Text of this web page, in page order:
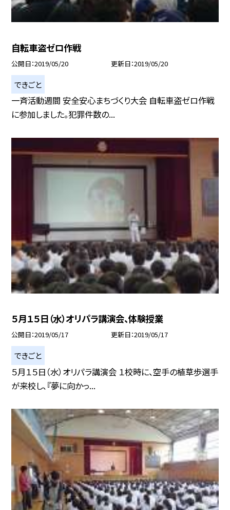
自転車盗ゼロ作戦
公開日 2019/05/20 更新日 2019/05/20
できごと
一斉活動週間 安全安心まちづくり大会 自転車盗ゼロ作戦
に参加しました。犯罪件数の...
５月１５日（水）オリパラ講演会、体験授業
公開日 2019/05/17 更新日 2019/05/17
できごと
５月１５日（水）オリパラ講演会 １校時に、空手の植草歩選手
が来校し、『夢に向かっ...